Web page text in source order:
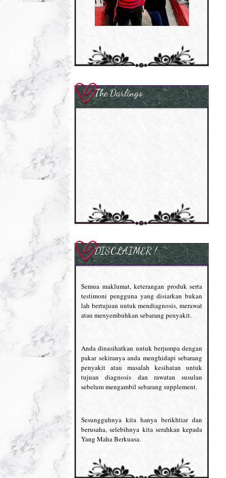
The Darlings
DISCLAIMER !
Semua maklumat, keterangan produk serta
testimoni pengguna yang disiarkan bukan
lah bertujuan untuk mendiagnosis, merawat
atau menyembuhkan sebarang penyakit.
Anda dinasihatkan untuk berjumpa dengan
pakar sekiranya anda menghidapi sebarang
penyakit atau masalah kesihatan untuk
tujuan diagnosis dan rawatan susulan
sebelum mengambil sebarang supplement.
Sesungguhnya kita hanya berikhtiar dan
berusaha, selebihnya kita serahkan kepada
Yang Maha Berkuasa.